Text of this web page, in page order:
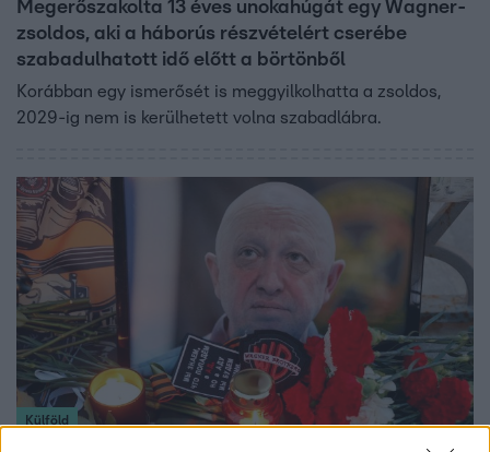
Megerőszakolta 13 éves unokahúgát egy Wagner-
zsoldos, aki a háborús részvételért cserébe
szabadulhatott idő előtt a börtönből
Korábban egy ismerősét is meggyilkolhatta a zsoldos,
2029-ig nem is kerülhetett volna szabadlábra.
Külföld